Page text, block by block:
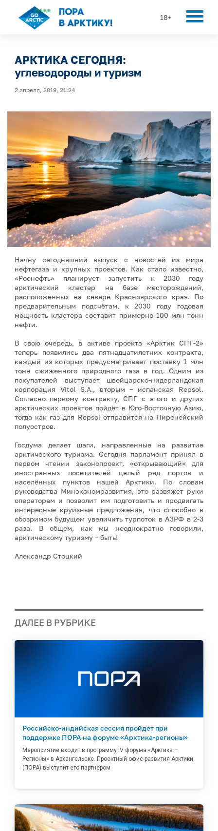
18+
АРКТИКА СЕГОДНЯ:
углеводороды и туризм
2 апреля, 2019, 21:24
Начну сегодняшний выпуск с новостей из мира
нефтегаза и крупных проектов. Как стало известно,
«Роснефть» планирует запустить к 2030 году
арктический кластер на базе месторождений,
расположенных на севере Красноярского края. По
предварительным подсчётам, к 2030 году годовая
мощность кластера составит примерно 100 млн тонн
нефти.
В свою очередь, в активе проекта «Арктик СПГ-2»
теперь появились два пятнадцатилетних контракта,
каждый из которых предусматривает поставку 1 млн
тонн сжиженного природного газа в год. Одним из
покупателей выступает швейцарско-нидерландская
корпорация Vitol S.A., вторым – испанская Repsol.
Согласно первому контракту, СПГ с этого и других
арктических проектов пойдёт в Юго-Восточную Азию,
тогда как газ для Repsol отправится на Пиренейский
полуостров.
Госдума делает шаги, направленные на развитие
арктического туризма. Сегодня парламент принял в
первом чтении законопроект, «открывающий» для
иностранных посетителей целый ряд портов и
населённых пунктов нашей Арктики. По словам
руководства Минэкономразвития, это развяжет руки
операторам и позволит им подготовить и продвигать
интересные круизные предложения, что способно в
обозримом будущем увеличить турпоток в АЗРФ в 2-3
раза. В общем, как мы неоднократно говорили,
арктическому туризму – быть!
Александр Стоцкий
ДАЛЕЕ В РУБРИКЕ
Российско-индийская сессия пройдет при
поддержке ПОРА на форуме «Арктика-регионы»
Мероприятие входит в программу IV форума «Арктика –
Регионы» в Архангельске. Проектный офис развития Арктики
(ПОРА) выступит его партнером